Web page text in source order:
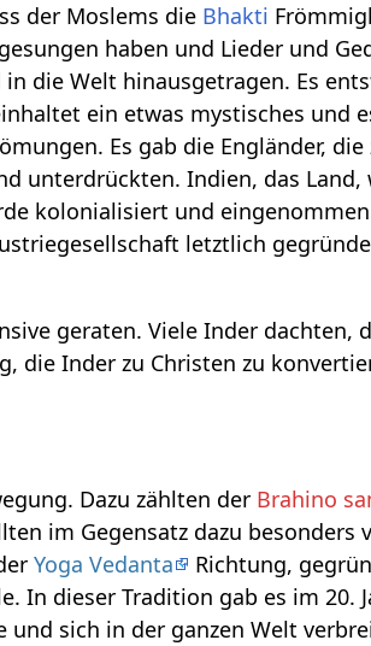
der Moslems die Bhakti
haben und Lieder und
die Welt hinausgetragen. Es
ein etwas mystisches und
Es gab die Engländer,
unterdrückten. Indien, das Land,
kolonialisiert und
letztlich
geraten. Viele Inder dachten,
die Inder zu Christen zu
Dazu zählten der Brahino
im Gegensatz dazu
Yoga Vedanta Richtung,
In dieser Tradition gab es im 20.
sich in der ganzen Welt